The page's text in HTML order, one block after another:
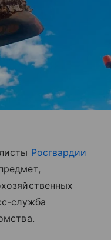
Росгвардии
служба